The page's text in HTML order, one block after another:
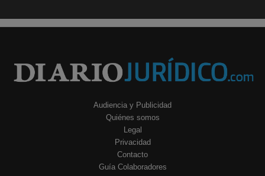
Audiencia y Publicidad
Quiénes somos
Legal
Privacidad
Contacto
Guía Colaboradores